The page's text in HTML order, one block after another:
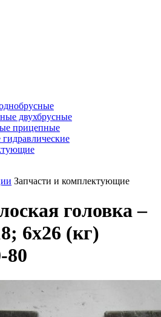
двухбрусные
прицепные
Запчасти и комплектующие
головка –
6х26 (кг)
80